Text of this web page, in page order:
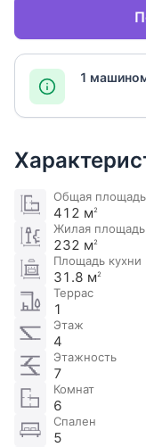
1
Общая площадь
412 м2
Жилая площадь
232 м2
Площадь кухни
31.8 м2
Террас
1
Этаж
4
Этажность
7
Комнат
6
Спален
5